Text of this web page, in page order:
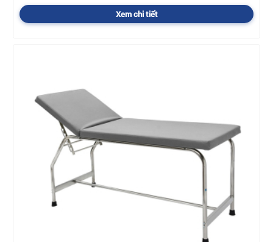
Xem chi tiết